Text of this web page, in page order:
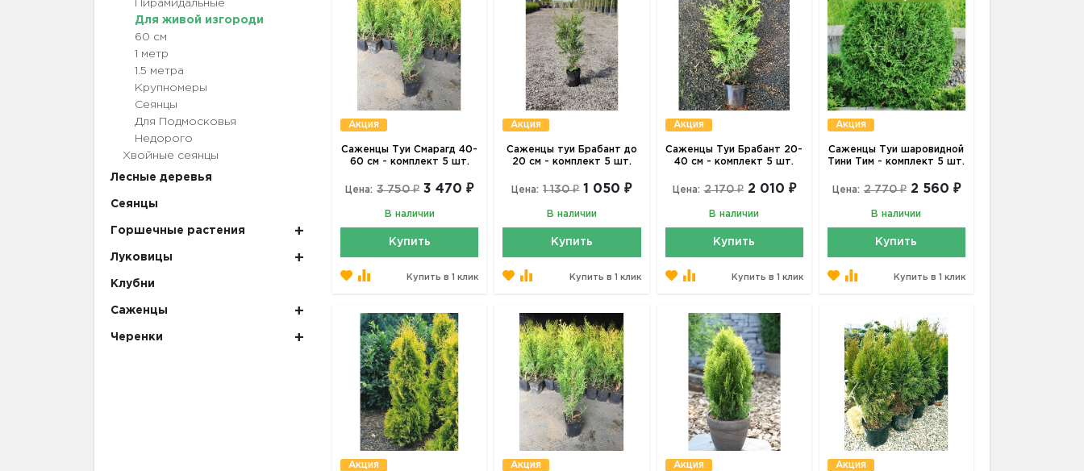
Пирамидальные
Для живой изгороди
60 см
1 метр
1.5 метра
Крупномеры
Сеянцы
Для Подмосковья
Недорого
Хвойные сеянцы
Лесные деревья
Сеянцы
Горшечные растения
Луковицы
Клубни
Саженцы
Черенки
Акция
Саженцы Туи Смарагд 40-
60 см - комплект 5 шт.
Цена: 3 750 ₽ 3 470 ₽
В наличии
Купить
Купить в 1 клик
Акция
Саженцы туи Брабант до
20 см - комплект 5 шт.
Цена: 1 130 ₽ 1 050 ₽
В наличии
Купить
Купить в 1 клик
Акция
Саженцы Туи Брабант 20-
40 см - комплект 5 шт.
Цена: 2 170 ₽ 2 010 ₽
В наличии
Купить
Купить в 1 клик
Акция
Саженцы Туи шаровидной
Тини Тим - комплект 5 шт.
Цена: 2 770 ₽ 2 560 ₽
В наличии
Купить
Купить в 1 клик
Акция Акция Акция Акция